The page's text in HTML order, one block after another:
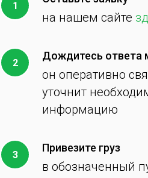
на нашем сайте
Дождитесь ответа
он оперативно
уточнит
информацию
Привезите груз
в обозначенный